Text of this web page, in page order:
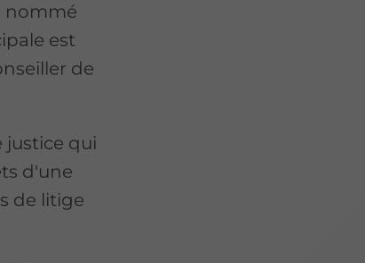
nommé
est
de
justice qui
d'une
de litige